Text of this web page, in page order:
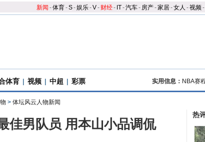
新闻 -体育-S-娱乐-V- 财经- IT-汽车- 房产-家居-女人 -视频-
体育 | 视频 | 中超 | 彩票 实用信息： NBA赛
> 体坛风云人物新闻
佳男队员 用本山小品调侃
热